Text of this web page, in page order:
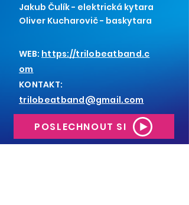
Jakub Čulík - elektrická kytara
Oliver Kucharovič - baskytara
WEB: https://trilobeatband.c
om
KONTAKT:
trilobeatband@gmail.com
POSLECHNOUT SI